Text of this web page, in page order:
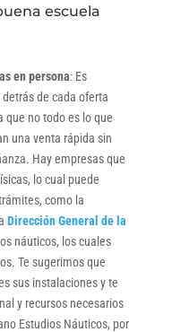
escuela
en persona: Es
de cada oferta
que no todo es lo que
una venta rápida sin
Hay empresas que
lo cual puede
como la
Dirección General de la
náuticos, los cuales
Te sugerimos que
sus instalaciones y te
y recursos necesarios
Estudios Náuticos, por